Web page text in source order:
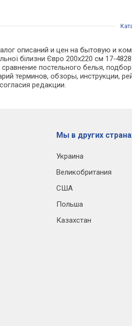
описаний и цен на бытовую и
білизни Євро 200x220 см 17-
постельного белья,
терминов, обзоры, инструкции,
редакции.
Мы в других
Украина
Великобритания
США
Польша
Казахстан